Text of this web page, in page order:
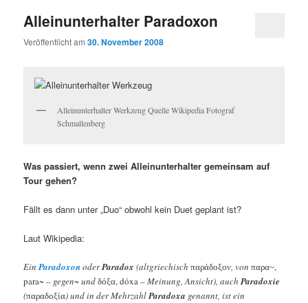
Alleinunterhalter Paradoxon
Veröffentlicht am30. November 2008
Alleinunterhalter Werkzeug Quelle Wikipedia Fotograf
Schmallenberg
Was passiert, wenn zwei Alleinunterhalter gemeinsam auf
Tour gehen?
Fällt es dann unter „Duo“ obwohl kein Duet geplant ist?
Laut Wikipedia:
EinParadoxonoderParadox (altgriechischπαράδοξον, vonπαρα~,
para~– gegen~ undδόξα, dóxa– Meinung, Ansicht), auchParadoxie
(παραδοξία) und in der MehrzahlParadoxa genannt, ist ein